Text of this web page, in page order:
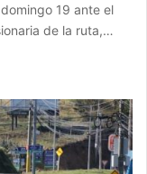
19 ante el
de la ruta,…